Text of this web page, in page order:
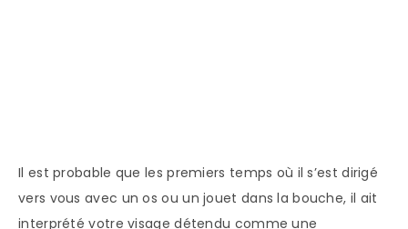
Il est probable que les premiers temps où il s’est dirigé
vers vous avec un os ou un jouet dans la bouche, il ait
interprété votre visage détendu comme une